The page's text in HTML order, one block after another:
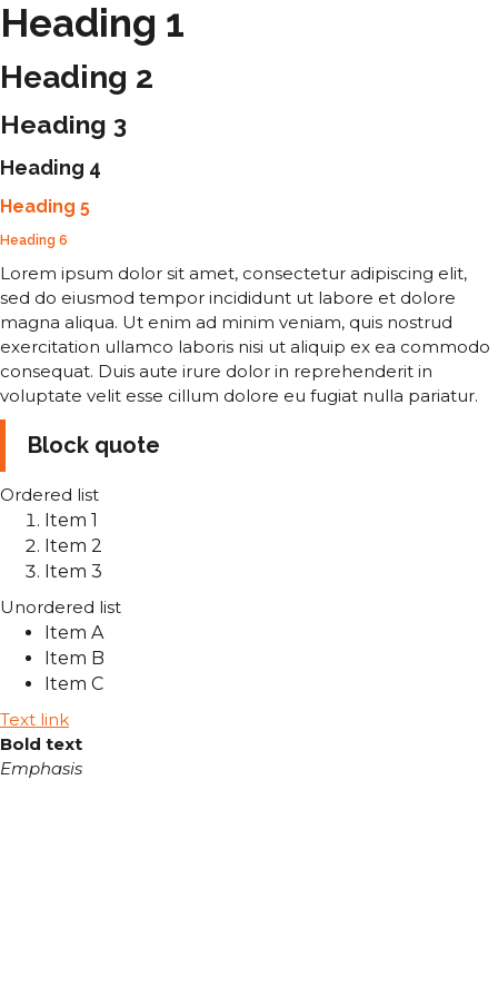
Heading 1
Heading 2
Heading 3
Heading 4
Heading 5
Heading 6
Lorem ipsum dolor sit amet, consectetur adipiscing elit,
sed do eiusmod tempor incididunt ut labore et dolore
magna aliqua. Ut enim ad minim veniam, quis nostrud
exercitation ullamco laboris nisi ut aliquip ex ea commodo
consequat. Duis aute irure dolor in reprehenderit in
voluptate velit esse cillum dolore eu fugiat nulla pariatur.
Block quote
Ordered list
Item 1
Item 2
Item 3
Unordered list
Item A
Item B
Item C
Text link
Bold text
Emphasis